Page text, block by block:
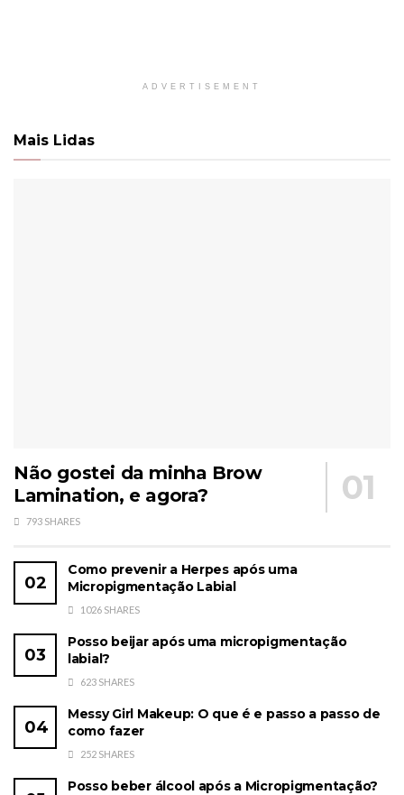
ADVERTISEMENT
Mais Lidas
Não gostei da minha Brow
Lamination, e agora?
793 SHARES
Como prevenir a Herpes após uma
Micropigmentação Labial
1026 SHARES
Posso beijar após uma micropigmentação
labial?
623 SHARES
Messy Girl Makeup: O que é e passo a passo de
como fazer
252 SHARES
Posso beber álcool após a Micropigmentação?